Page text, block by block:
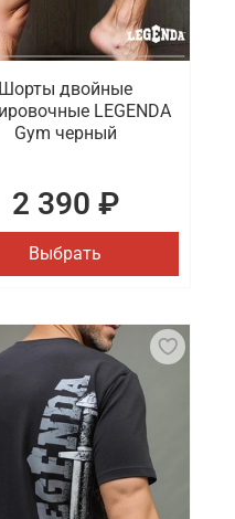
Шорты двойные
LEGENDA
Gym черный
2 390 ₽
Выбрать